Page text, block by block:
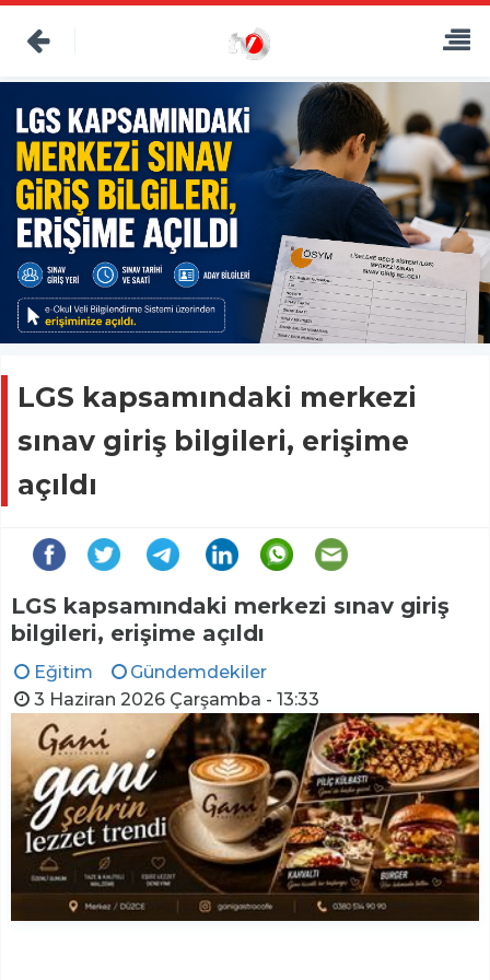
LGS kapsamındaki merkezi
sınav giriş bilgileri, erişime
açıldı
LGS kapsamındaki merkezi sınav giriş
bilgileri, erişime açıldı
Eğitim
Gündemdekiler
3 Haziran 2026 Çarşamba - 13:33